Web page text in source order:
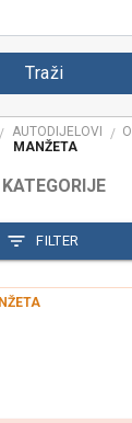
Traži
/ AUTODIJELOVI /
MANŽETA
KATEGORIJE
FILTER